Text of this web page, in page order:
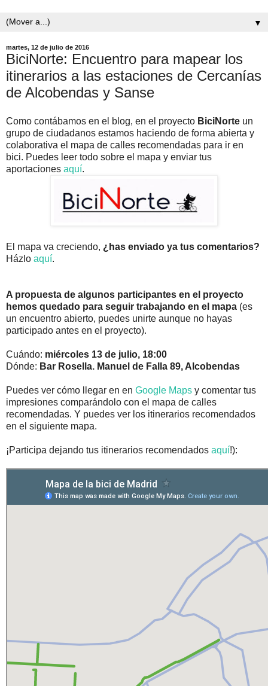
▼
martes, 12 de julio de 2016
BiciNorte: Encuentro para mapear los
itinerarios a las estaciones de Cercanías
de Alcobendas y Sanse
Como contábamos en el blog, en el proyecto BiciNorte un
grupo de ciudadanos estamos haciendo de forma abierta y
colaborativa el mapa de calles recomendadas para ir en
bici. Puedes leer todo sobre el mapa y enviar tus
aportaciones aquí.
El mapa va creciendo, ¿has enviado ya tus comentarios?
Házlo aquí.
A propuesta de algunos participantes en el proyecto
hemos quedado para seguir trabajando en el mapa (es
un encuentro abierto, puedes unirte aunque no hayas
participado antes en el proyecto).
Cuándo: miércoles 13 de julio, 18:00
Dónde: Bar Rosella. Manuel de Falla 89, Alcobendas
Puedes ver cómo llegar en en Google Maps y comentar tus
impresiones comparándolo con el mapa de calles
recomendadas. Y puedes ver los itinerarios recomendados
en el siguiente mapa.
¡Participa dejando tus itinerarios recomendados aquí!):